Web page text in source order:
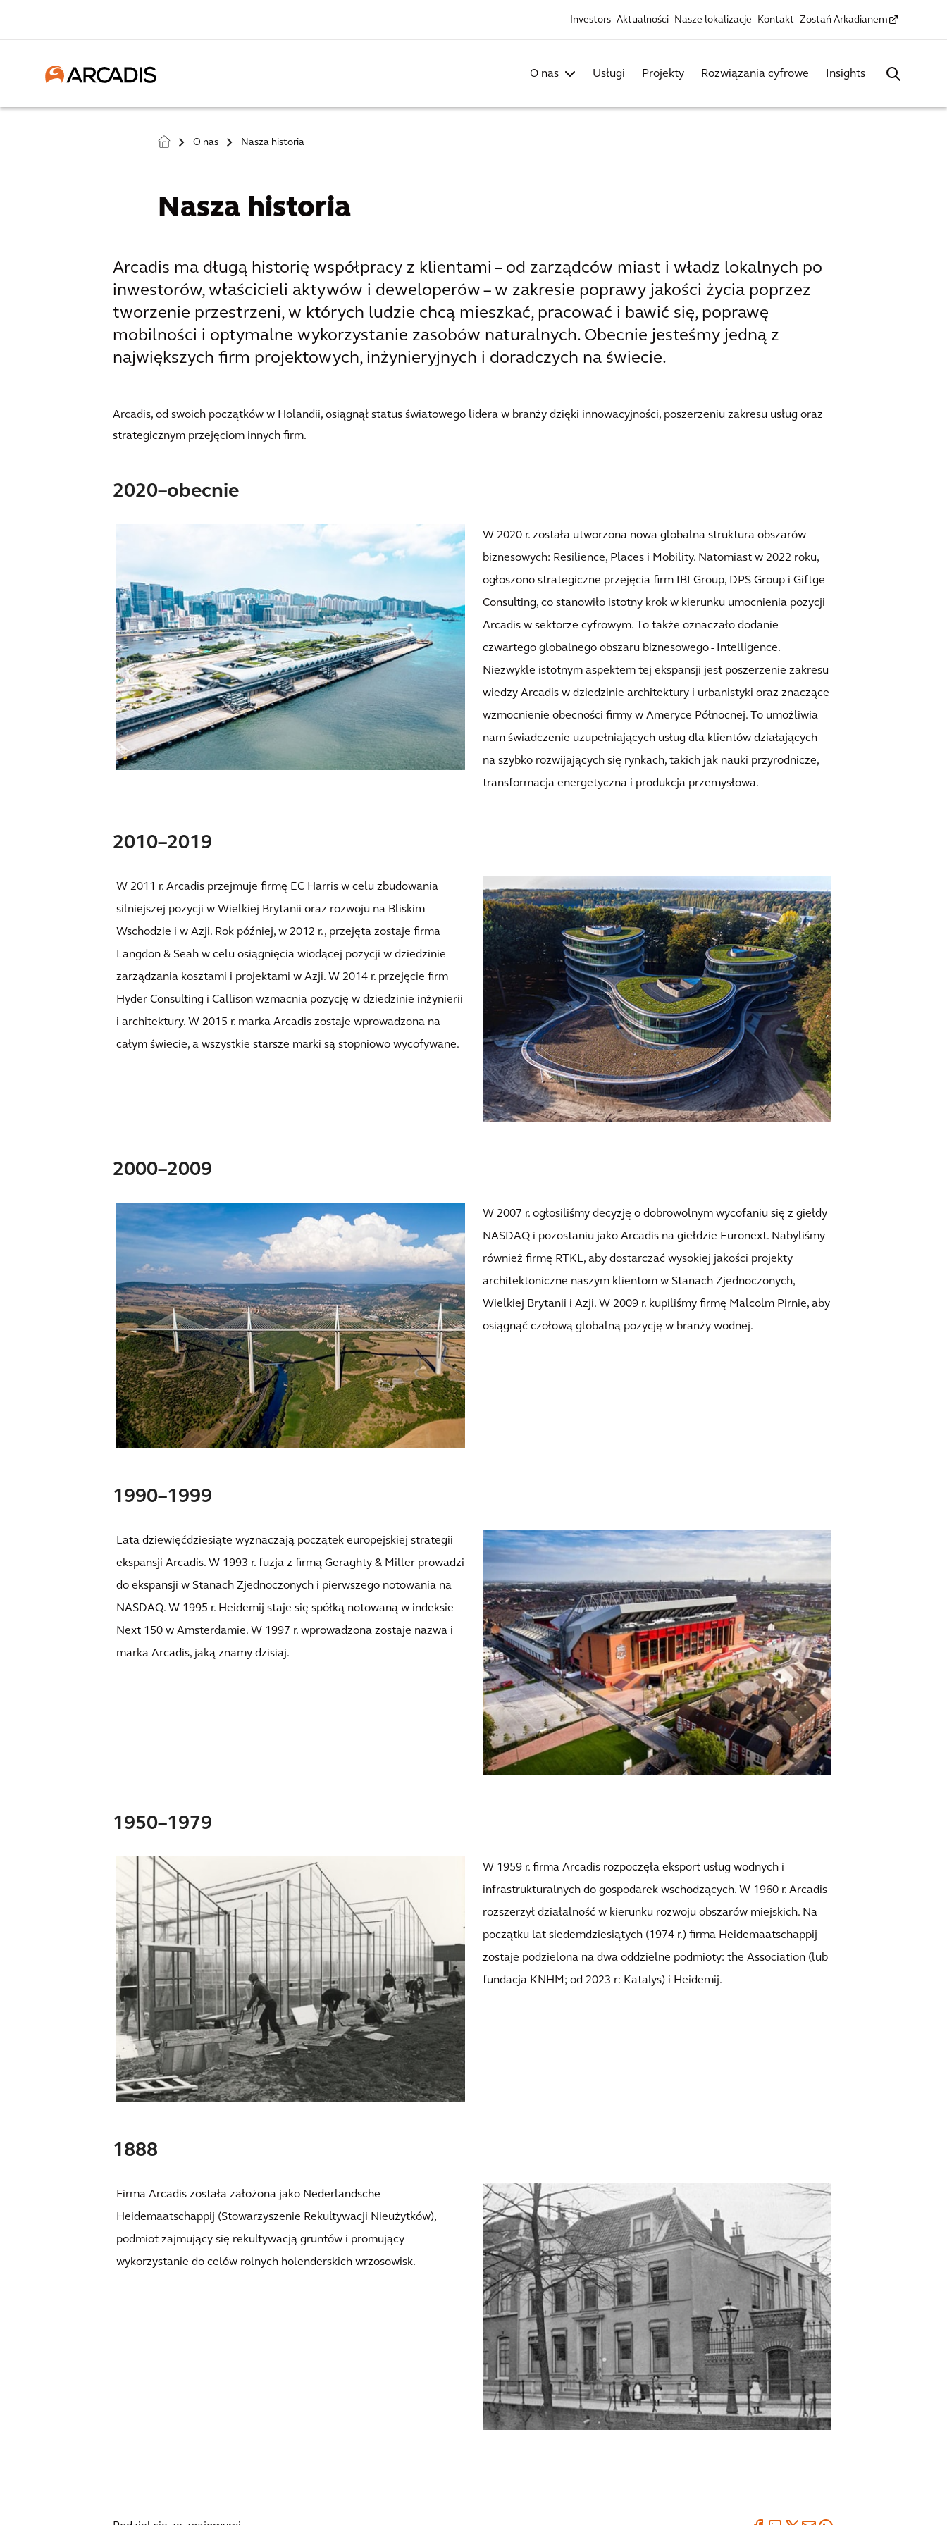
Investors Aktualności Nasze lokalizacje Kontakt Zostań Arkadianem
O nas Usługi Projekty Rozwiązania cyfrowe Insights
> O nas > Nasza historia
Nasza historia
Arcadis ma długą historię współpracy z klientami – od zarządców miast i władz lokalnych po
inwestorów, właścicieli aktywów i deweloperów – w zakresie poprawy jakości życia poprzez
tworzenie przestrzeni, w których ludzie chcą mieszkać, pracować i bawić się, poprawę
mobilności i optymalne wykorzystanie zasobów naturalnych. Obecnie jesteśmy jedną z
największych firm projektowych, inżynieryjnych i doradczych na świecie.
Arcadis, od swoich początków w Holandii, osiągnął status światowego lidera w branży dzięki innowacyjności, poszerzeniu zakresu usług oraz
strategicznym przejęciom innych firm.
2020–obecnie
W 2020 r. została utworzona nowa globalna struktura obszarów
biznesowych: Resilience, Places i Mobility. Natomiast w 2022 roku,
ogłoszono strategiczne przejęcia firm IBI Group, DPS Group i Giftge
Consulting, co stanowiło istotny krok w kierunku umocnienia pozycji
Arcadis w sektorze cyfrowym. To także oznaczało dodanie
czwartego globalnego obszaru biznesowego - Intelligence.
Niezwykle istotnym aspektem tej ekspansji jest poszerzenie zakresu
wiedzy Arcadis w dziedzinie architektury i urbanistyki oraz znaczące
wzmocnienie obecności firmy w Ameryce Północnej. To umożliwia
nam świadczenie uzupełniających usług dla klientów działających
na szybko rozwijających się rynkach, takich jak nauki przyrodnicze,
transformacja energetyczna i produkcja przemysłowa.
2010–2019
W 2011 r. Arcadis przejmuje firmę EC Harris w celu zbudowania
silniejszej pozycji w Wielkiej Brytanii oraz rozwoju na Bliskim
Wschodzie i w Azji. Rok później, w 2012 r., przejęta zostaje firma
Langdon & Seah w celu osiągnięcia wiodącej pozycji w dziedzinie
zarządzania kosztami i projektami w Azji. W 2014 r. przejęcie firm
Hyder Consulting i Callison wzmacnia pozycję w dziedzinie inżynierii
i architektury. W 2015 r. marka Arcadis zostaje wprowadzona na
całym świecie, a wszystkie starsze marki są stopniowo wycofywane.
2000–2009
W 2007 r. ogłosiliśmy decyzję o dobrowolnym wycofaniu się z giełdy
NASDAQ i pozostaniu jako Arcadis na giełdzie Euronext. Nabyliśmy
również firmę RTKL, aby dostarczać wysokiej jakości projekty
architektoniczne naszym klientom w Stanach Zjednoczonych,
Wielkiej Brytanii i Azji. W 2009 r. kupiliśmy firmę Malcolm Pirnie, aby
osiągnąć czołową globalną pozycję w branży wodnej.
1990–1999
Lata dziewięćdziesiąte wyznaczają początek europejskiej strategii
ekspansji Arcadis. W 1993 r. fuzja z firmą Geraghty & Miller prowadzi
do ekspansji w Stanach Zjednoczonych i pierwszego notowania na
NASDAQ. W 1995 r. Heidemij staje się spółką notowaną w indeksie
Next 150 w Amsterdamie. W 1997 r. wprowadzona zostaje nazwa i
marka Arcadis, jaką znamy dzisiaj.
1950–1979
W 1959 r. firma Arcadis rozpoczęła eksport usług wodnych i
infrastrukturalnych do gospodarek wschodzących. W 1960 r. Arcadis
rozszerzył działalność w kierunku rozwoju obszarów miejskich. Na
początku lat siedemdziesiątych (1974 r.) firma Heidemaatschappij
zostaje podzielona na dwa oddzielne podmioty: the Association (lub
fundacja KNHM; od 2023 r: Katalys) i Heidemij.
1888
Firma Arcadis została założona jako Nederlandsche
Heidemaatschappij (Stowarzyszenie Rekultywacji Nieużytków),
podmiot zajmujący się rekultywacją gruntów i promujący
wykorzystanie do celów rolnych holenderskich wrzosowisk.